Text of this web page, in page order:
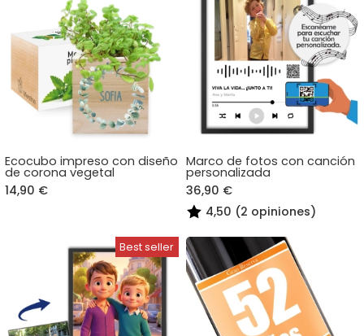
Ecocubo impreso con diseño
de corona vegetal
14,90 €
Marco de fotos con canción
personalizada
36,90 €
4,50 (2 opiniones)